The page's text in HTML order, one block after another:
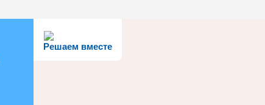
Решаем вместе